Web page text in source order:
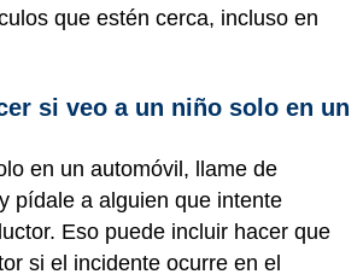
que estén cerca, incluso en
si veo a un niño solo en un
en un automóvil, llame de
pídale a alguien que intente
Eso puede incluir hacer que
si el incidente ocurre en el